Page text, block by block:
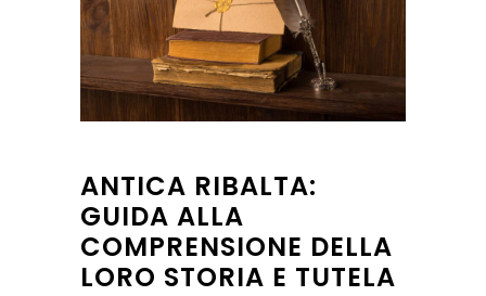
ANTICA RIBALTA:
GUIDA ALLA
COMPRENSIONE DELLA
LORO STORIA E TUTELA